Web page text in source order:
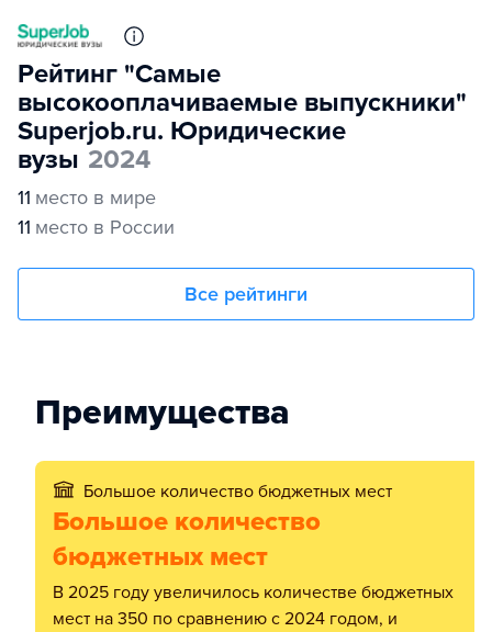
Рейтинг "Самые
высокооплачиваемые выпускники"
Superjob.ru. Юридические
вузы 2024
11 место в мире
11 место в России
Все рейтинги
Преимущества
Большое количество бюджетных мест
Большое количество
бюджетных мест
В 2025 году увеличилось количестве бюджетных
мест на 350 по сравнению с 2024 годом, и